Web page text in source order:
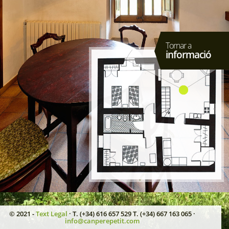
© 2021 -Text Legal · T. (+34) 616 657 529 T. (+34) 667 163 065 ·
info@canperepetit.com
Tornar a
informació